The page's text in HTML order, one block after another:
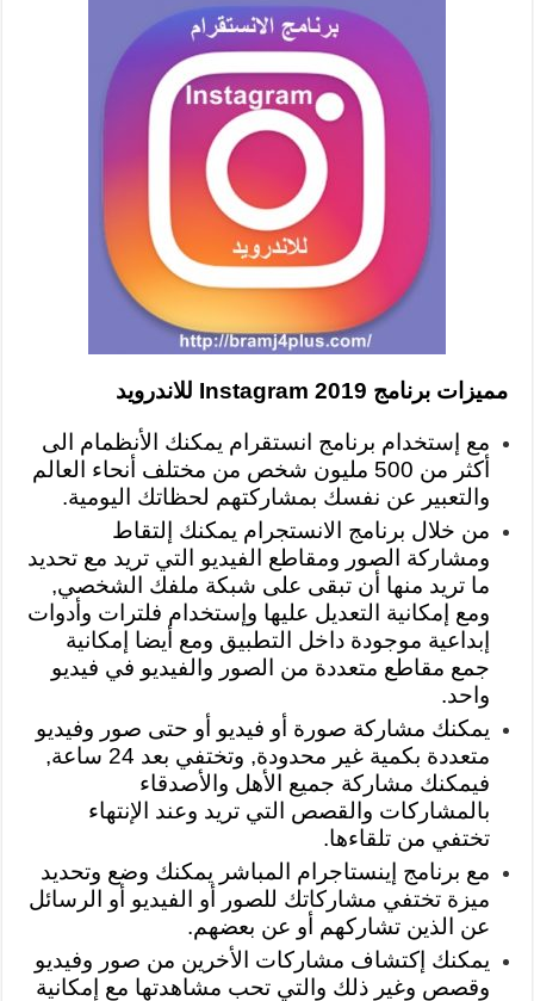
مميزات برنامج Instagram 2019 للاندرويد
مع إستخدام برنامج انستقرام يمكنك الأنظمام الى
أكثر من 500 مليون شخص من مختلف أنحاء العالم
والتعبير عن نفسك بمشاركتهم لحظاتك اليومية.
من خلال برنامج الانستجرام يمكنك إلتقاط
ومشاركة الصور ومقاطع الفيديو التي تريد مع تحديد
ما تريد منها أن تبقى على شبكة ملفك الشخصي,
ومع إمكانية التعديل عليها وإستخدام فلترات وأدوات
إبداعية موجودة داخل التطبيق ومع أيضا إمكانية
جمع مقاطع متعددة من الصور والفيديو في فيديو
واحد.
يمكنك مشاركة صورة أو فيديو أو حتى صور وفيديو
متعددة بكمية غير محدودة, وتختفي بعد 24 ساعة,
فيمكنك مشاركة جميع الأهل والأصدقاء
بالمشاركات والقصص التي تريد وعند الإنتهاء
تختفي من تلقاءها.
مع برنامج إينستاجرام المباشر يمكنك وضع وتحديد
ميزة تختفي مشاركاتك للصور أو الفيديو أو الرسائل
عن الذين تشاركهم أو عن بعضهم.
يمكنك إكتشاف مشاركات الأخرين من صور وفيديو
وقصص وغير ذلك والتي تحب مشاهدتها مع إمكانية